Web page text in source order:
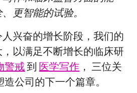
更智能的试验。
人兴奋的增长阶段，我们的
以满足不断增长的临床研
警戒 到 医学写作 ， 三位关
造公司的下一个篇章。